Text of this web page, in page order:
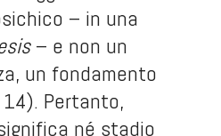
– in una
– e non un
un fondamento
Pertanto,
né stadio